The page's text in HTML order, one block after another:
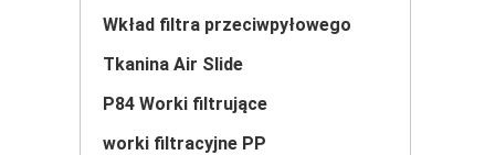
Wkład filtra przeciwpyłowego
Tkanina Air Slide
P84 Worki filtrujące
worki filtracyjne PP